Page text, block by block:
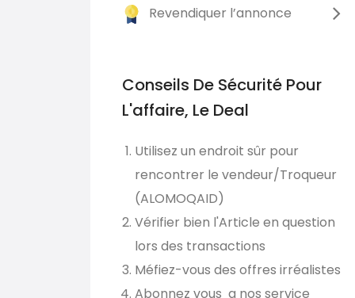
Revendiquer l’annonce
Conseils De Sécurité Pour
L'affaire, Le Deal
Utilisez un endroit sûr pour
rencontrer le vendeur/Troqueur
(ALOMOQAID)
Vérifier bien l'Article en question
lors des transactions
Méfiez-vous des offres irréalistes
Abonnez vous a nos service